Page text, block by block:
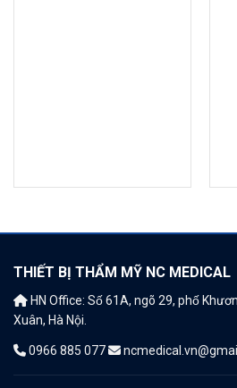
THIẾT BỊ THẨM MỸ NC MEDICAL
HN Office: Số 61A, ngõ 29, phố
Xuân, Hà Nội.
0966 885 077